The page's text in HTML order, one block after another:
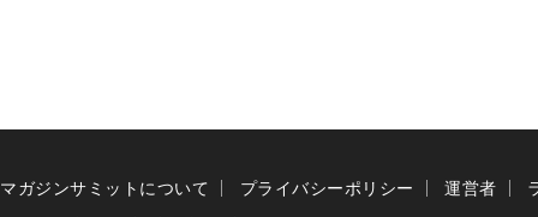
マガジンサミットについて プライバシーポリシー 運営者